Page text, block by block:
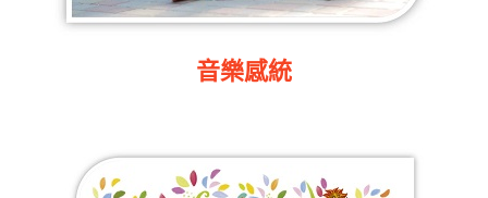
音樂感統